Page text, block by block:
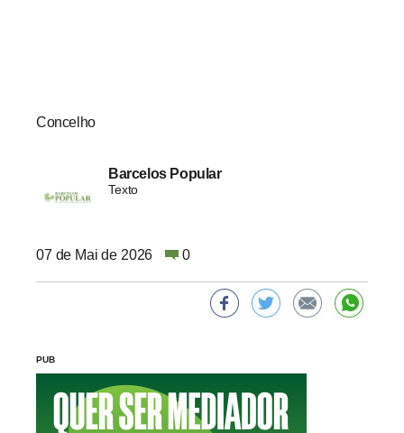
Concelho
Barcelos Popular
Texto
07 de Mai de 2026 0
PUB